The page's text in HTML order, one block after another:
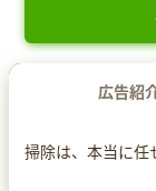
広告紹
掃除は、本当に任